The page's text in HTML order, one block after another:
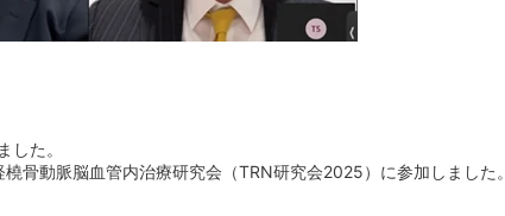
した。
骨動脈脳血管内治療研究会（TRN研究会2025）に参加しました。